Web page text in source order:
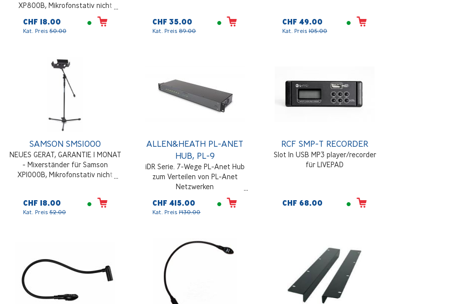
XP800B, Mikrofonstativ nicht
CHF 18.00
Kat. Preis50.00
CHF 35.00
Kat. Preis89.00
CHF 49.00
Kat. Preis105.00
SAMSON SMS1000
NEUES GERAT, GARANTIE 1 MONAT
- Mixerständer für Samson
XP1000B, Mikrofonstativ nicht
CHF 18.00
Kat. Preis52.00
ALLEN&HEATH PL-ANET
HUB, PL-9
iDR Serie. 7-Wege PL-Anet Hub
zum Verteilen von PL-Anet
Netzwerken
CHF 415.00
Kat. Preis1'130.00
RCF SMP-T RECORDER
Slot In USB MP3 player/recorder
für LIVEPAD
CHF 68.00